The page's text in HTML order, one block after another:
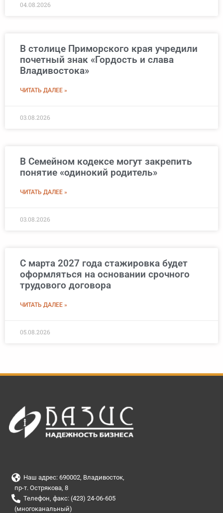
04.08.2026
В столице Приморского края учредили
почетный знак «Гордость и слава
Владивостока»
ЧИТАТЬ ДАЛЕЕ »
03.08.2026
В Семейном кодексе могут закрепить
понятие «одинокий родитель»
ЧИТАТЬ ДАЛЕЕ »
03.08.2026
С марта 2027 года стажировка будет
оформляться на основании срочного
трудового договора
ЧИТАТЬ ДАЛЕЕ »
05.08.2026
Наш адрес: 690002, Владивосток,
пр-т. Острякова, 8
Телефон, факс: (423) 24-06-605
(многоканальный)